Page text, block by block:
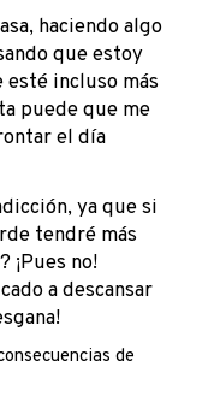
haciendo algo
que estoy
esté incluso más
puede que me
el día
ya que si
tendré más
¡Pues no!
a descansar
de